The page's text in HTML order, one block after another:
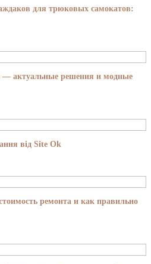
для трюковых самокатов:
— актуальные решения и модные
від Site Ok
ремонта и как правильно